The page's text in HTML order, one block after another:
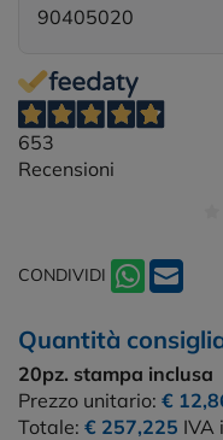
90405020
653
Recensioni
CONDIVIDI
Quantità
20pz. stampa inclusa
Prezzo unitario: €
Totale: € 257,225 IVA